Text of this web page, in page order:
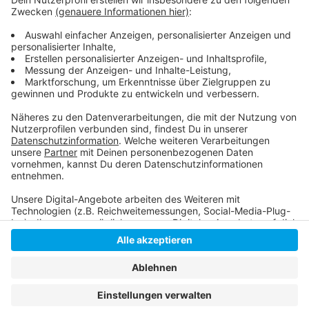
Weiteres verzichten müssen die Rot-Gelben dabei auf
Tumor an der Halswirbelsäule diagnostiziert wurde und
der operiert werden muss.
Anzeige
Anzeige